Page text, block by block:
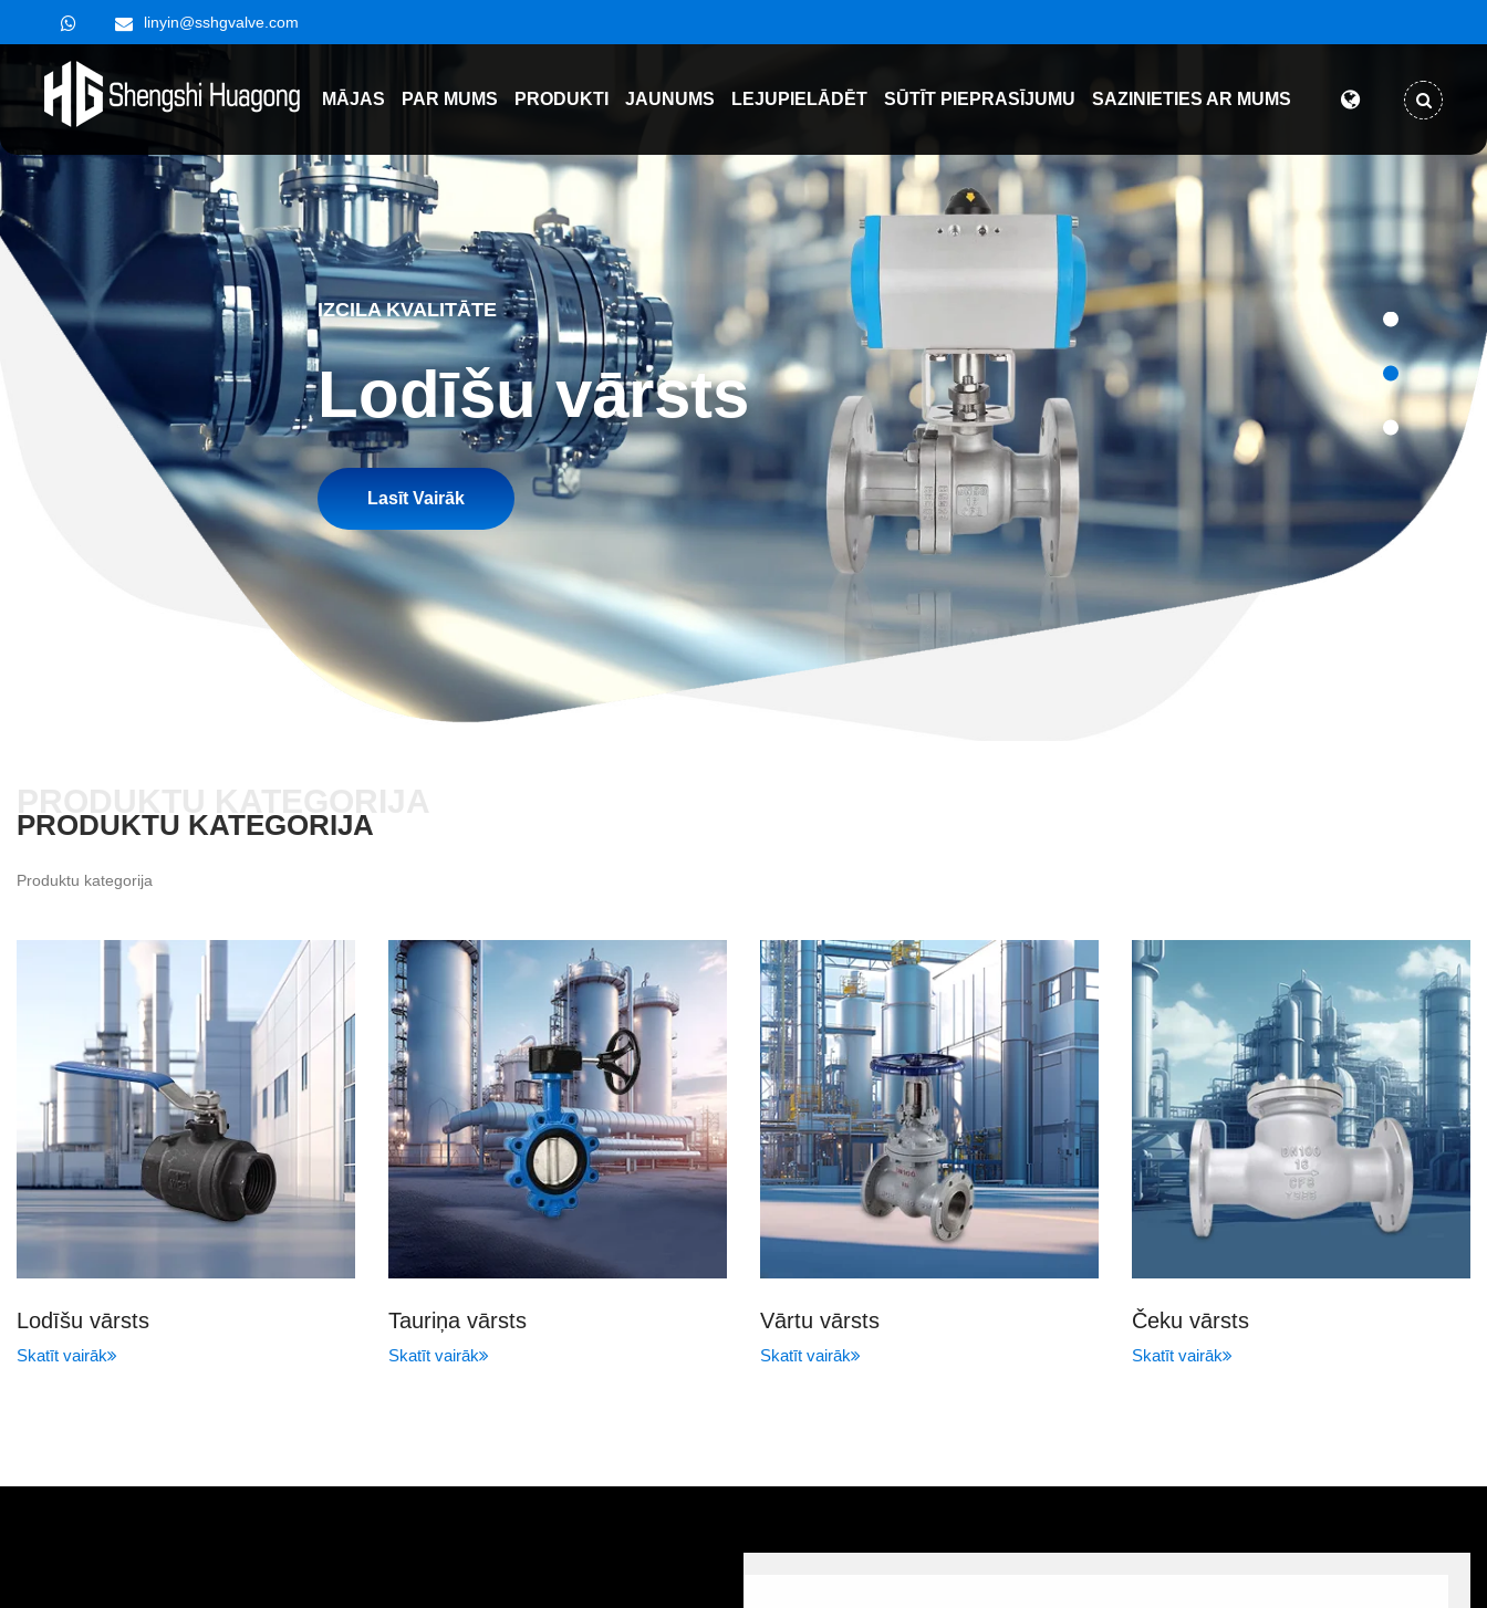
linyin@sshgvalve.com
MĀJAS PAR MUMS PRODUKTI JAUNUMS LEJUPIELĀDĒT SŪTĪT PIEPRASĪJUMU SAZINIETIES AR MUMS
IZCILA KVALITĀTE
Lodīšu vārsts
Lasīt Vairāk
PRODUKTU KATEGORIJA
Produktu kategorija
Lodīšu vārsts
Skatīt vairāk
Tauriņa vārsts
Skatīt vairāk
Vārtu vārsts
Skatīt vairāk
Čeku vārsts
Skatīt vairāk